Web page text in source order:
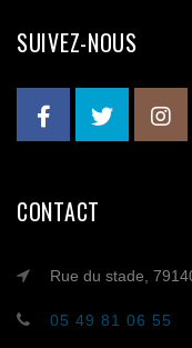
SUIVEZ-NOUS
CONTACT
Rue du stade,
05 49 81 06 55